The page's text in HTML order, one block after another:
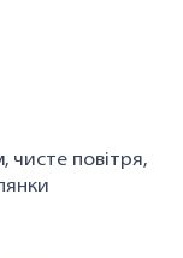
повітря,